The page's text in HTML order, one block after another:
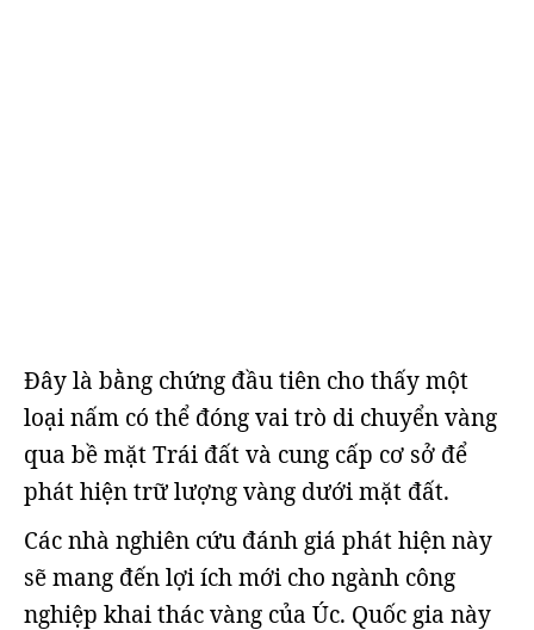
Đây là bằng chứng đầu tiên cho thấy một
loại nấm có thể đóng vai trò di chuyển vàng
qua bề mặt Trái đất và cung cấp cơ sở để
phát hiện trữ lượng vàng dưới mặt đất.
Các nhà nghiên cứu đánh giá phát hiện này
sẽ mang đến lợi ích mới cho ngành công
nghiệp khai thác vàng của Úc. Quốc gia này